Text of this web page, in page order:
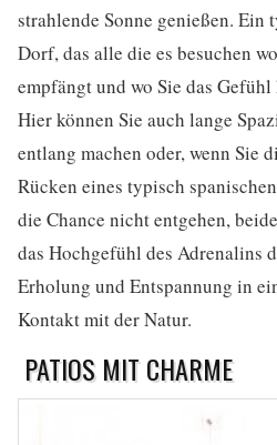
strahlende Sonne genießen. Ein
Dorf, das alle die es besuchen
empfängt und wo Sie das
Hier können Sie auch lange
entlang machen oder, wenn Sie
Rücken eines typisch
die Chance nicht entgehen,
das Hochgefühl des Adrenalins
Erholung und Entspannung in
Kontakt mit der Natur.
PATIOS MIT CHARME